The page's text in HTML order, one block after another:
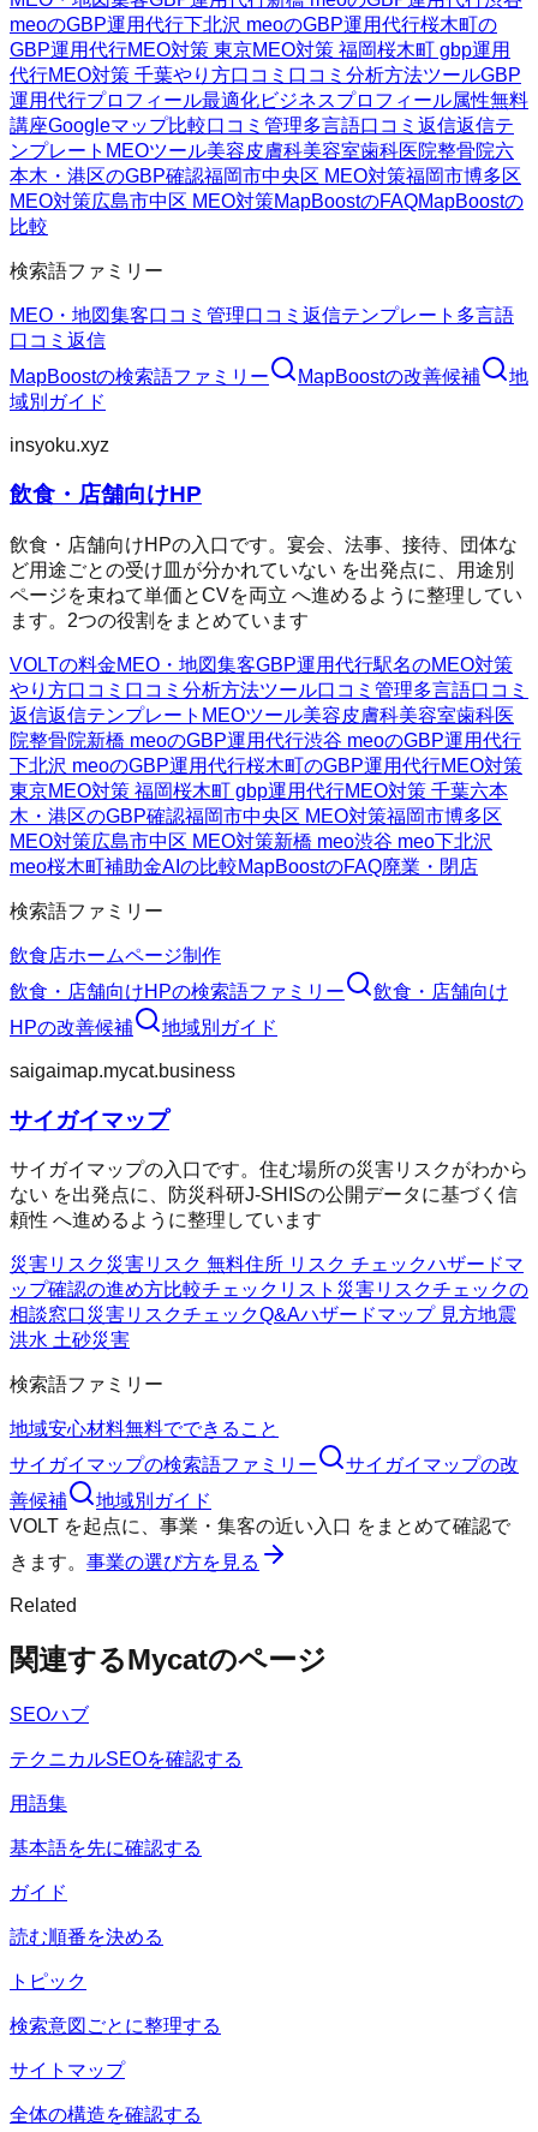
meoのGBP運用代行下北沢 meoのGBP運用代行桜木町の
GBP運用代行MEO対策 東京MEO対策 福岡桜木町 gbp運用
代行MEO対策 千葉やり方口コミ 口コミ分析方法ツールGBP
運用代行プロフィール最適化ビジネスプロフィール属性無料
講座Googleマップ比較口コミ管理多言語口コミ返信返信テ
ンプレート MEOツール美容皮膚科美容室歯科医院整骨院六
本木・港区のGBP確認福岡市中央区 MEO対策福岡市博多区
MEO対策広島市中区 MEO対策MapBoostのFAQMapBoostの
比較
検索語ファミリー
MEO・地図集客口コミ管理口コミ返信テンプレート 多言語
口コミ返信
MapBoostの検索語ファミリー MapBoostの改善候補
地
域別ガイド
insyoku.xyz
飲食・店舗向けHP
飲食・店舗向けHPの入口です。宴会、法事、接待、団体な
ど用途ごとの受け皿が分かれていない を出発点に、用途別
ページを束ねて単価とCVを両立 へ進めるように整理してい
ます。2つの役割をまとめています
VOLTの料金MEO・地図集客GBP運用代行駅名のMEO対策
やり方口コミ 口コミ分析方法ツール口コミ管理多言語口コミ
返信返信テンプレート MEOツール美容皮膚科美容室歯科医
院整骨院新橋 meoのGBP運用代行渋谷 meoのGBP運用代行
下北沢 meoのGBP運用代行桜木町のGBP運用代行MEO対策
東京MEO対策 福岡桜木町 gbp運用代行MEO対策 千葉六本
木・港区のGBP確認福岡市中央区 MEO対策福岡市博多区
MEO対策広島市中区 MEO対策新橋 meo渋谷 meo下北沢
meo桜木町補助金AIの比較MapBoostのFAQ廃業・閉店
検索語ファミリー
飲食店ホームページ制作
飲食・店舗向けHPの検索語ファミリー
飲食・店舗向け
HPの改善候補 地域別ガイド
saigaimap.mycat.business
サイガイマップ
サイガイマップの入口です。住む場所の災害リスクがわから
ない を出発点に、防災科研J-SHISの公開データに基づく信
頼性 へ進めるように整理しています
災害リスク災害リスク 無料住所 リスク チェックハザードマ
ップ確認の進め方比較チェックリスト 災害リスクチェックの
相談窓口災害リスクチェックQ&Aハザードマップ 見方地震
洪水 土砂災害
検索語ファミリー
地域安心材料無料でできること
サイガイマップの検索語ファミリー サイガイマップの改
善候補
地域別ガイド
VOLT を起点に、 事業・集客の近い入口 をまとめて確認で
きます。 事業の選び方を見る
Related
関連するMycatのページ
SEOハブ
テクニカルSEOを確認する
用語集
基本語を先に確認する
ガイド
読む順番を決める
トピック
検索意図ごとに整理する
サイトマップ
全体の構造を確認する